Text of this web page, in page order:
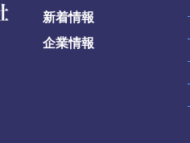
新着情報
企業情報